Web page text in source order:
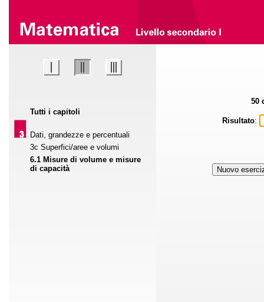
Tutti i capitoli
Dati, grandezze e percentuali
3c Superfici/aree e volumi
6.1 Misure di volume e misure
di capacità
50
Risultato: